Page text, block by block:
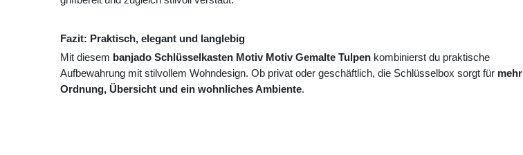
Fazit: Praktisch, elegant und langlebig
Mit diesem banjado Schlüsselkasten Motiv Motiv Gemalte Tulpen kombinierst du praktische
Aufbewahrung mit stilvollem Wohndesign. Ob privat oder geschäftlich, die Schlüsselbox sorgt für mehr
Ordnung, Übersicht und ein wohnliches Ambiente.